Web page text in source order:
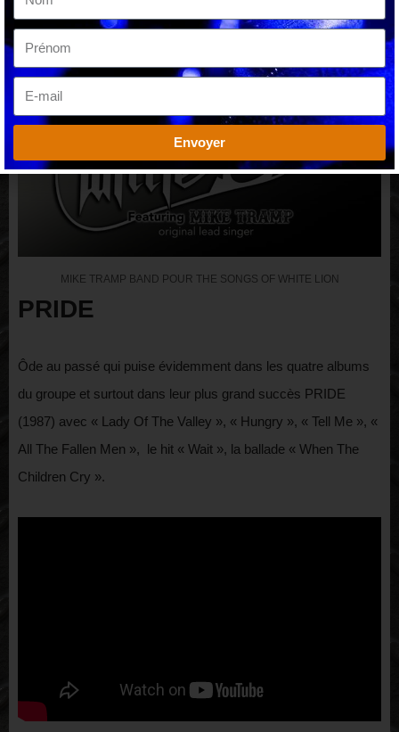
MIKE TRAMP BAND POUR THE SONGS OF WHITE LION
PRIDE
Ôde au passé qui puise évidemment dans les quatre albums
du groupe et surtout dans leur plus grand succès PRIDE
(1987) avec « Lady Of The Valley », « Hungry », « Tell Me », «
All The Fallen Men », le hit « Wait », la ballade « When The
Children Cry ».
Envoyer